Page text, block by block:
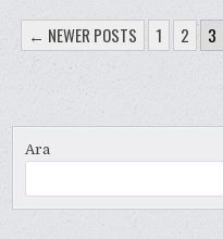
YAZI
SAYFALAMASI
← NEWER POSTS 1 2 3
Ara